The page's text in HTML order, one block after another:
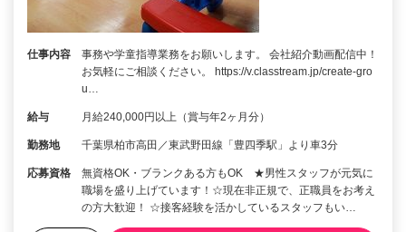
仕事内容
事務や学童指導業務をお願いします。 会社紹介動画配信中！
お気軽にご相談ください。 https://v.classtream.jp/create-gro
u…
給与 月給240,000円以上（賞与年2ヶ月分）
勤務地 千葉県柏市高田／東武野田線「豊四季駅」より車3分
応募資格
無資格OK・ブランクある方もOK ★男性スタッフが元気に
職場を盛り上げています！☆現在非正規で、正職員をお考え
の方大歓迎！ ☆接客経験を活かしているスタッフもい…